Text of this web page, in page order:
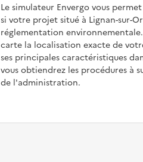
Le simulateur Envergo vous
si votre projet situé à Lignan-sur-
réglementation
carte la localisation exacte de
ses principales caractéristiques
vous obtiendrez les procédures à
de l'administration.